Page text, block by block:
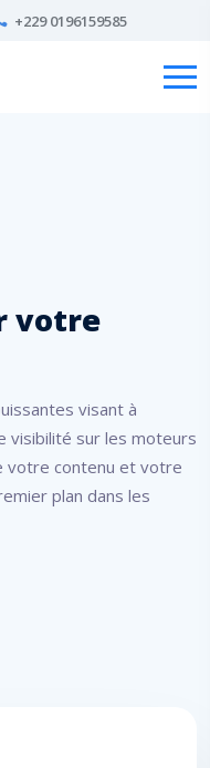
+229 0196159585
votre
visant à
sur les moteurs
votre contenu et votre
plan dans les